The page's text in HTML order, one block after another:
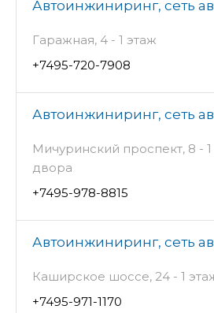
Автоинжиниринг, сеть
Гаражная, 4 - 1 этаж
+7495-720-7908
Автоинжиниринг, сеть
Мичуринский проспект, 8 -
двора
+7495-978-8815
Автоинжиниринг, сеть
Каширское шоссе, 24 - 1
+7495-971-1170